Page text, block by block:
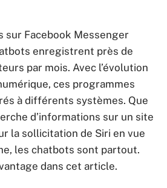
sur Facebook Messenger
enregistrent près de
par mois. Avec l’évolution
ces programmes
à différents systèmes. Que
d’informations sur un site
la sollicitation de Siri en vue
les chatbots sont partout.
dans cet article.